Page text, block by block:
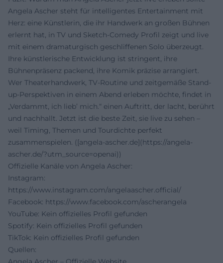
Angela Ascher steht für intelligentes Entertainment mit
Herz: eine Künstlerin, die ihr Handwerk an großen Bühnen
erlernt hat, in TV und Sketch-Comedy Profil zeigt und live
mit einem dramaturgisch geschliffenen Solo überzeugt.
Ihre künstlerische Entwicklung ist stringent, ihre
Bühnenpräsenz packend, ihre Komik präzise arrangiert.
Wer Theaterhandwerk, TV-Routine und zeitgemäße Stand-
up-Perspektiven in einem Abend erleben möchte, findet in
„Verdammt, ich lieb’ mich.“ einen Auftritt, der lacht, berührt
und nachhallt. Jetzt ist die beste Zeit, sie live zu sehen –
weil Timing, Themen und Tourdichte perfekt
zusammenspielen. ([angela-ascher.de](https://angela-
ascher.de/?utm_source=openai))
Offizielle Kanäle von Angela Ascher:
Instagram:
https://www.instagram.com/angelaascher.official/
Facebook: https://www.facebook.com/ascherangela
YouTube: Kein offizielles Profil gefunden
Spotify: Kein offizielles Profil gefunden
TikTok: Kein offizielles Profil gefunden
Quellen: